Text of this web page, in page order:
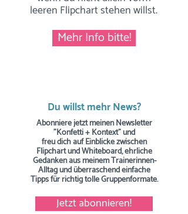
leeren Flipchart stehen willst.
Mehr Info bitte!
Du willst mehr News?
Abonniere jetzt meinen Newsletter
"Konfetti + Kontext" und
freu dich auf Einblicke zwischen
Flipchart und Whiteboard, ehrliche
Gedanken aus meinem Trainerinnen-
Alltag und überraschend einfache
Tippsfür richtig tolle Gruppenformate.
Jetzt abonnieren!